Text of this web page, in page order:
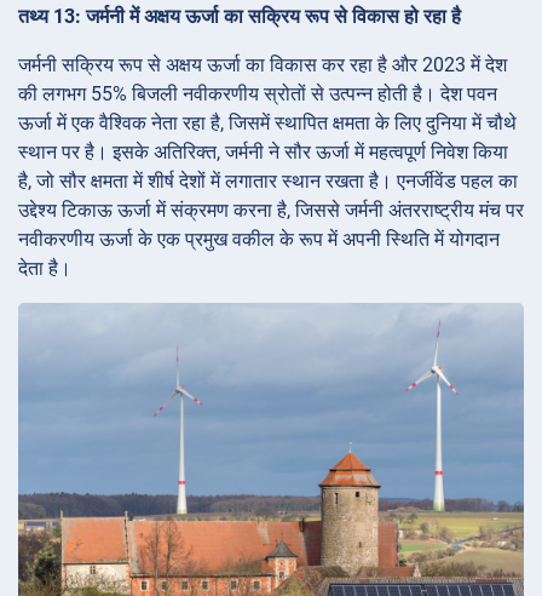
तथ्य 13: जर्मनी में अक्षय ऊर्जा का सक्रिय रूप से विकास हो रहा है
जर्मनी सक्रिय रूप से अक्षय ऊर्जा का विकास कर रहा है और 2023 में देश
की लगभग 55% बिजली नवीकरणीय स्रोतों से उत्पन्न होती है। देश पवन
ऊर्जा में एक वैश्विक नेता रहा है, जिसमें स्थापित क्षमता के लिए दुनिया में चौथे
स्थान पर है। इसके अतिरिक्त, जर्मनी ने सौर ऊर्जा में महत्वपूर्ण निवेश किया
है, जो सौर क्षमता में शीर्ष देशों में लगातार स्थान रखता है। एनर्जीवेंड पहल का
उद्देश्य टिकाऊ ऊर्जा में संक्रमण करना है, जिससे जर्मनी अंतरराष्ट्रीय मंच पर
नवीकरणीय ऊर्जा के एक प्रमुख वकील के रूप में अपनी स्थिति में योगदान
देता है।